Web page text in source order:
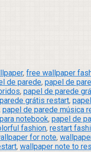
, free wallpaper
de parede, papel de
, papel de parede
grátis restart,
papel de parede música
notebook, papel de
fashion, restart
for note,
, wallpaper note to